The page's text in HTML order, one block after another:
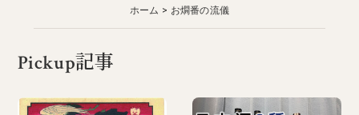
ホーム お燗番の流儀
Pickup記事